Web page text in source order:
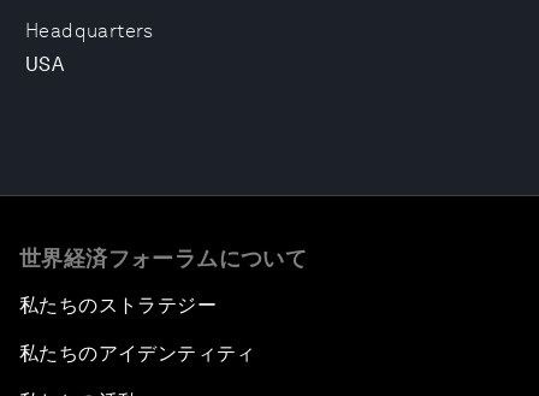
Headquarters
USA
世界経済フォーラムについて
私たちのストラテジー
私たちのアイデンティティ